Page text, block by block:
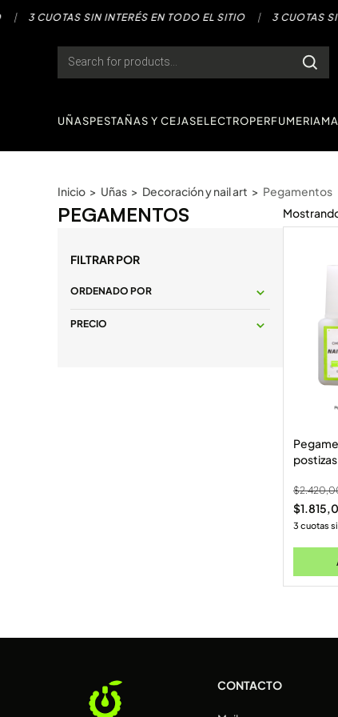
Saltar
contenido
CUOTAS SIN INTERÉS EN TODO EL SITIO | 3 CUOTAS SIN
Products
search
UÑASPESTAÑAS Y CEJASELECTROPERFUMERIA
Inicio > Uñas > Decoración y nail art > Pegamentos
PEGAMENTOS
FILTRAR POR
ORDENADO POR
PRECIO
$
$
3 cuotas
CONTACTO